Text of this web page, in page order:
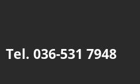
Tel. 036-531 7948